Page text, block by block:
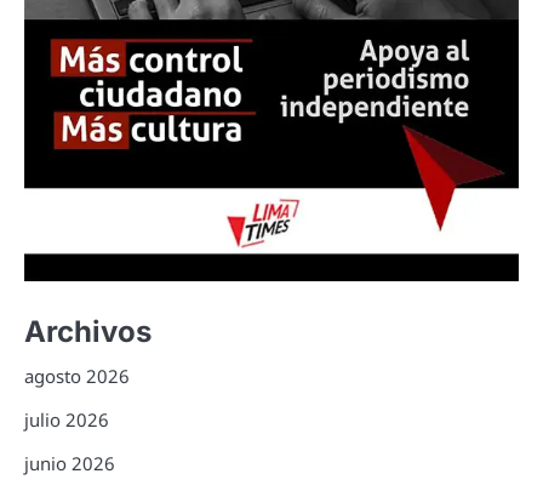
Archivos
agosto 2026
julio 2026
junio 2026